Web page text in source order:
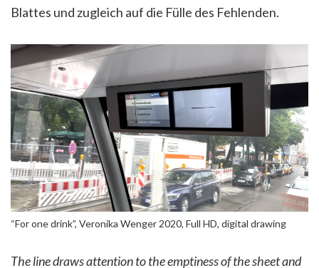
Blattes und zugleich auf die Fülle des Fehlenden.
“For one drink”, Veronika Wenger 2020, Full HD, digital drawing
The line draws attention to the emptiness of the sheet and